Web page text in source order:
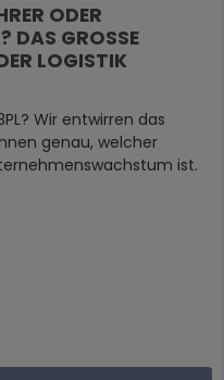
ODER
GROSSE B
LOGISTIK E
Wir entwirren das
genau, welcher
ist.